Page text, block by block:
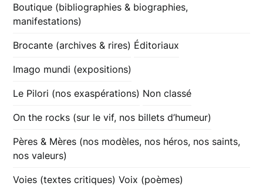
Boutique (bibliographies & biographies,
manifestations)
Brocante (archives & rires) Éditoriaux
Imago mundi (expositions)
Le Pilori (nos exaspérations) Non classé
On the rocks (sur le vif, nos billets d’humeur)
Pères & Mères (nos modèles, nos héros, nos saints,
nos valeurs)
Voies (textes critiques) Voix (poèmes)